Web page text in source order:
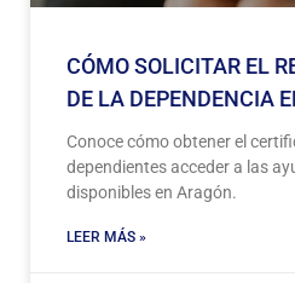
CÓMO SOLICITAR EL
DE LA DEPENDENCIA
Conoce cómo obtener el
dependientes acceder a las
disponibles en Aragón.
LEER MÁS »